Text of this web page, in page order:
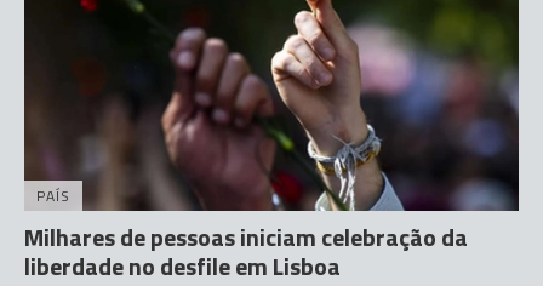
PAÍS
Milhares de pessoas iniciam celebração da
liberdade no desfile em Lisboa